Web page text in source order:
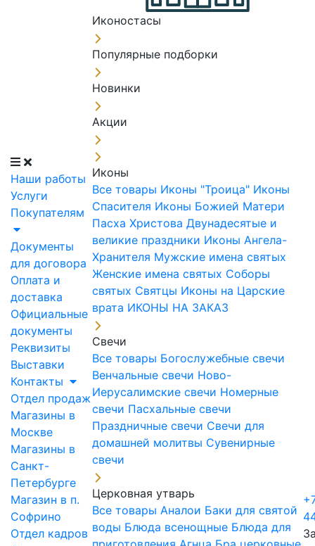
Наши работы
Услуги
Покупателям
Документы
для договора
Оплата и
доставка
Официальные
документы
Реквизиты
Выставки
Контакты
Отдел продаж
Магазины в
Москве
Магазины в
Санкт-
Петербурге
Магазин в п.
Софрино
Отдел кадров
Иконостасы
Популярные подборки
Новинки
Акции
Иконы
Все товары Иконы "Троица" Иконы
Спасителя Иконы Божией Матери
Пасха Христова Двунадесятые и
великие праздники Иконы Ангела-
Хранителя Мужские имена святых
Женские имена святых Соборы
святых Святцы Иконы на Царские
врата ИКОНЫ НА ЗАКАЗ
Свечи
Все товары Богослужебные свечи
Венчальные свечи Ново-
Иерусалимские свечи Номерные
свечи Пасхальные свечи
Праздничные свечи Свечи для
домашней молитвы Сувенирные
свечи
Церковная утварь
Все товары Аналои Баки для святой
воды Блюда всенощные Блюда для